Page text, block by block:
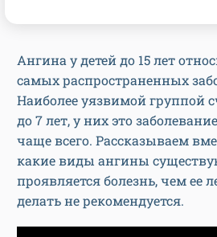
Ангина у детей до 15 лет
самых распространенных
Наиболее уязвимой группой
до 7 лет, у них это
чаще всего. Рассказываем
какие виды ангины
проявляется болезнь, чем ее
делать не рекомендуется.